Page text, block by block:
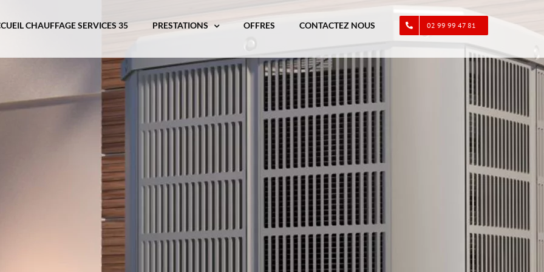
CHAUFFAGE SERVICES 35 PRESTATIONS OFFRES CONTACTEZ NOUS 02 99 99 47 81